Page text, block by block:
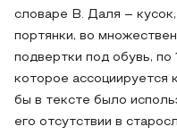
словаре В. Даля –
портянки, во
подвертки под обувь, по
которое ассоциируется
бы в тексте было
его отсутствии в